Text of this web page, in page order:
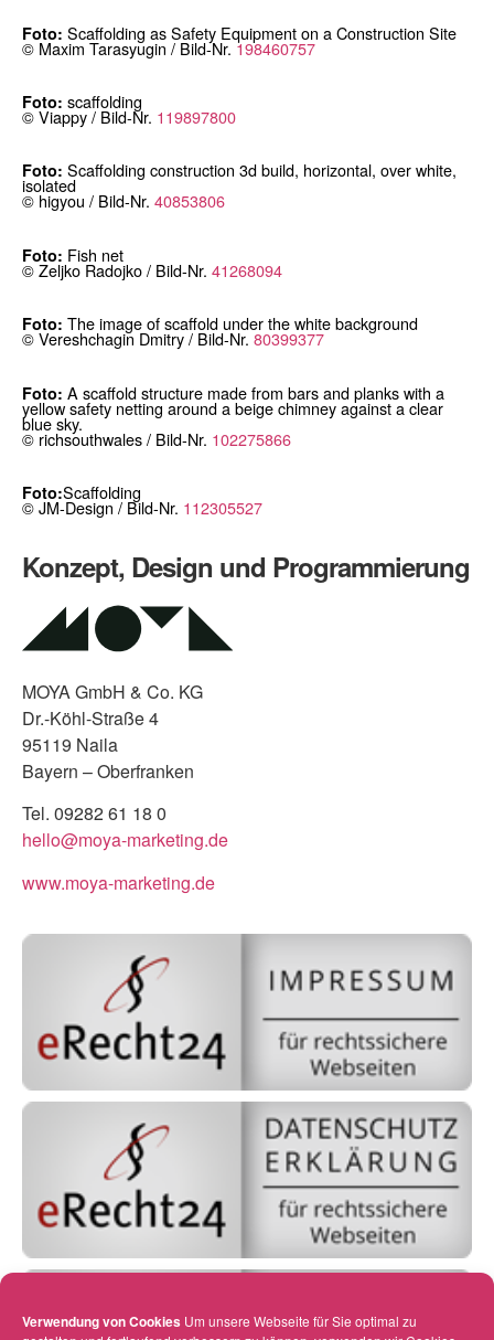
Verwendung von Cookies Um unsere Webseite für Sie optimal zu
Foto: Scaffolding as Safety Equipment on a Construction Site
© Maxim Tarasyugin / Bild-Nr.198460757
Foto: scaffolding
© Viappy / Bild-Nr. 119897800
Foto: Scaffolding construction 3d build, horizontal, over white,
isolated
© higyou / Bild-Nr. 40853806
Foto: Fish net
© Zeljko Radojko / Bild-Nr. 41268094
Foto: The image of scaffold under the white background
© Vereshchagin Dmitry / Bild-Nr. 80399377
Foto: A scaffold structure made from bars and planks with a
yellow safety netting around a beige chimney against a clear
blue sky.
© richsouthwales / Bild-Nr. 102275866
Foto:Scaffolding
© JM-Design / Bild-Nr. 112305527
Konzept, Design und Programmierung
MOYA GmbH & Co. KG
Dr.-Köhl-Straße 4
95119 Naila
Bayern – Oberfranken
Tel. 09282 61 18 0
hello@moya-marketing.de
www.moya-marketing.de